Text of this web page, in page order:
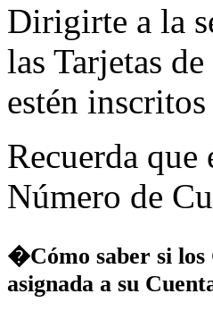
Dirigirte a la
las Tarjetas
estén
Recuerda
Número de
�Cómo saber si los
asignada a su